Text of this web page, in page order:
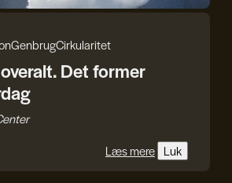
GenbrugCirkularitet
Det former
Læs mere Luk